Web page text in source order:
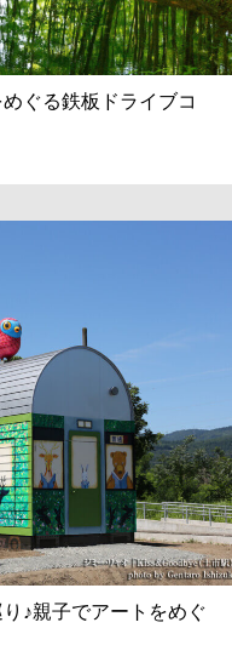
ぐる鉄板ドライブコ
♪親子でアートをめぐ